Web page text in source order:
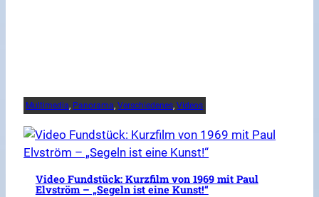
Multimedia, Panorama, Verschiedenes, Videos
Video Fundstück: Kurzfilm von 1969 mit Paul
Elvström – „Segeln ist eine Kunst!“